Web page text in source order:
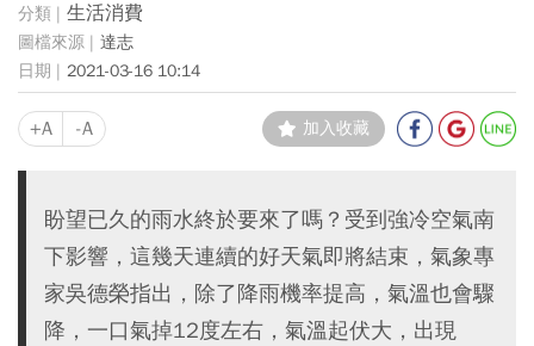
生活消費
達志
2021-03-16 10:14
+A -A 加入收藏
盼望已久的雨水終於要來了嗎？受到強冷空氣南
下影響，這幾天連續的好天氣即將結束，氣象專
家吳德榮指出，除了降雨機率提高，氣溫也會驟
降，一口氣掉12度左右，氣溫起伏大，出現